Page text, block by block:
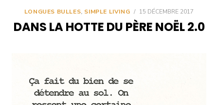
LONGUES BULLES, SIMPLE LIVING / 15 DÉCEMBRE 2017
DANS LA HOTTE DU PÈRE NOËL 2.0